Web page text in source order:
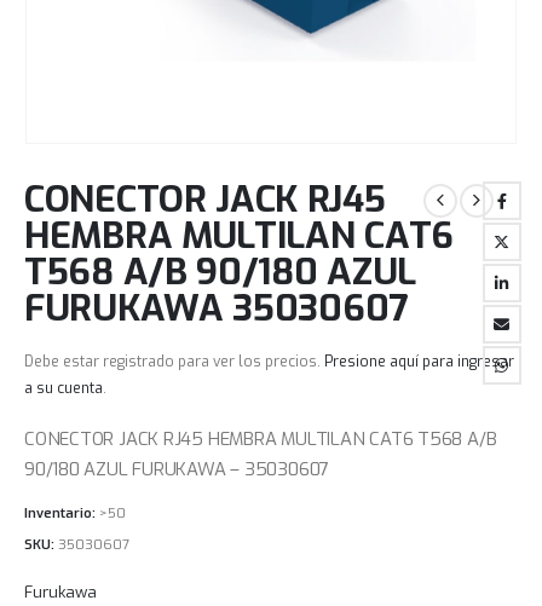
CONECTOR JACK RJ45
HEMBRA MULTILAN CAT6
T568 A/B 90/180 AZUL
FURUKAWA 35030607
Debe estar registrado para ver los precios. Presione aquí para ingresar
a su cuenta.
CONECTOR JACK RJ45 HEMBRA MULTILAN CAT6 T568 A/B
90/180 AZUL FURUKAWA – 35030607
Inventario: >50
SKU: 35030607
Furukawa